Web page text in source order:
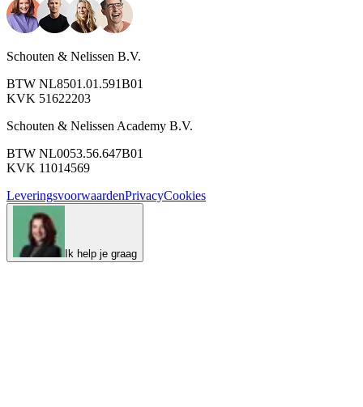
Schouten & Nelissen B.V.
BTW NL8501.01.591B01
KVK 51622203
Schouten & Nelissen Academy B.V.
BTW NL0053.56.647B01
KVK 11014569
LeveringsvoorwaardenPrivacyCookies
Ik help je graag